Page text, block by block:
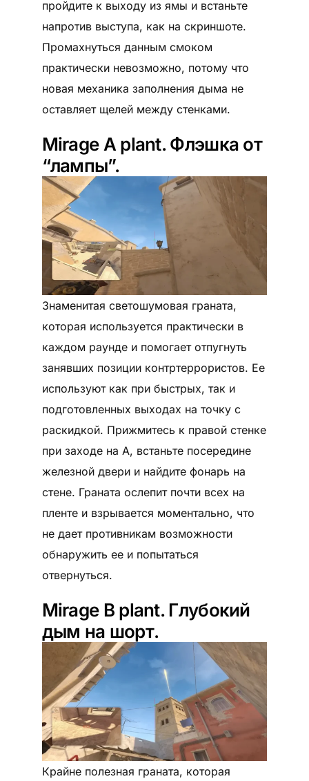
пройдите к выходу из ямы и встаньте
напротив выступа, как на скриншоте.
Промахнуться данным смоком
практически невозможно, потому что
новая механика заполнения дыма не
оставляет щелей между стенками.
Mirage А plant. Флэшка от
“лампы”.
Знаменитая светошумовая граната,
которая используется практически в
каждом раунде и помогает отпугнуть
занявших позиции контртеррористов. Ее
используют как при быстрых, так и
подготовленных выходах на точку с
раскидкой. Прижмитесь к правой стенке
при заходе на А, встаньте посередине
железной двери и найдите фонарь на
стене. Граната ослепит почти всех на
пленте и взрывается моментально, что
не дает противникам возможности
обнаружить ее и попытаться
отвернуться.
Mirage B plant. Глубокий
дым на шорт.
Крайне полезная граната, которая